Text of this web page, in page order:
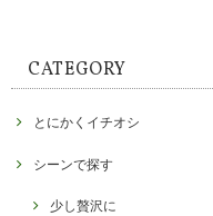
CATEGORY
とにかくイチオシ
シーンで探す
少し贅沢に